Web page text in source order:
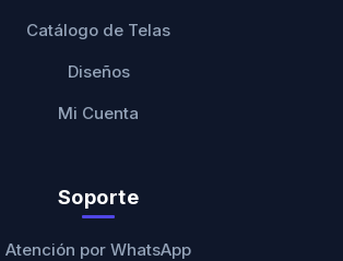
Catálogo de Telas
Diseños
Mi Cuenta
Soporte
Atención por WhatsApp